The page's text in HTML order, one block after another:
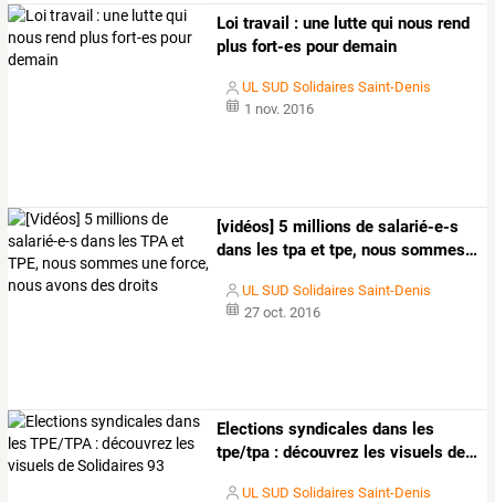
Loi travail : une lutte qui nous rend
plus fort-es pour demain
UL SUD Solidaires Saint-Denis
1 nov. 2016
[vidéos] 5 millions de salarié-e-s
dans les tpa et tpe, nous sommes…
UL SUD Solidaires Saint-Denis
27 oct. 2016
Elections syndicales dans les
tpe/tpa : découvrez les visuels de…
UL SUD Solidaires Saint-Denis